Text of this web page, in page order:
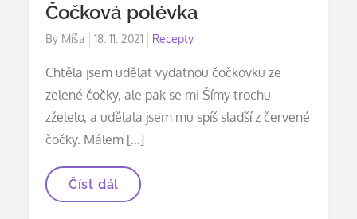
Čočková polévka
By Míša
Posted
18. 11. 2021 Recepty
Chtěla jsem udělat vydatnou čočkovku ze
zelené čočky, ale pak se mi Šímy trochu
zželelo, a udělala jsem mu spíš sladší z červené
čočky. Málem […]
Čočková
polévka
Číst dál